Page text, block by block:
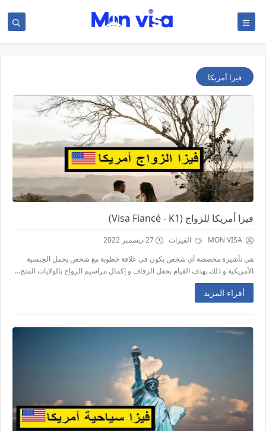
فيزا أمريكا
فيزا أمريكا للزواج (Visa Fiancé - K1)
MON VISA الفيزات
27 ديسمبر 2022
هي تأشيرة مخصصة أي شخص يكون في علاقة خطوبة مع شخص يحمل الجنسية
الأمريكية و ذلك بهدف القيام بحفل الزفاف و إكمال مراسيم الزواج بالولايات المتح...
أقراء المزيد